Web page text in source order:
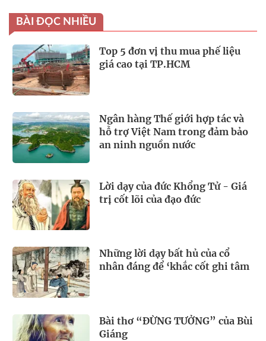
BÀI ĐỌC NHIỀU
Top 5 đơn vị thu mua phế liệu
giá cao tại TP.HCM
Ngân hàng Thế giới hợp tác và
hỗ trợ Việt Nam trong đảm bảo
an ninh nguồn nước
Lời dạy của đức Khổng Tử - Giá
trị cốt lõi của đạo đức
Những lời dạy bất hủ của cổ
nhân đáng để ‘khắc cốt ghi tâm
Bài thơ “ĐỪNG TƯỞNG” của Bùi
Giáng